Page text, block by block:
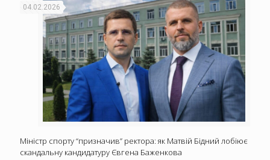
04.02.2026
Міністр спорту “призначив” ректора: як Матвій Бідний лобіює
скандальну кандидатуру Євгена Баженкова